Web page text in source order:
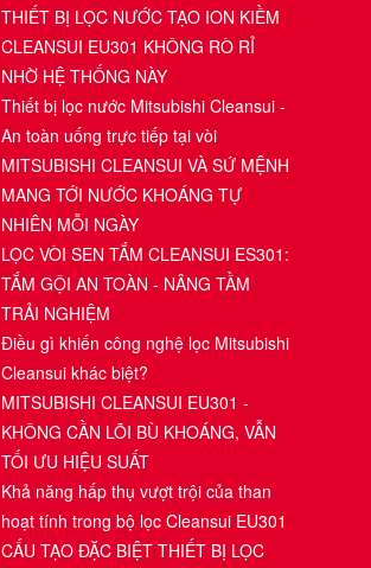
THIẾT BỊ LỌC NƯỚC TẠO ION KIỀM
CLEANSUI EU301 KHÔNG RÒ RỈ
NHỜ HỆ THỐNG NÀY
Thiết bị lọc nước Mitsubishi Cleansui -
An toàn uống trực tiếp tại vòi
MITSUBISHI CLEANSUI VÀ SỨ MỆNH
MANG TỚI NƯỚC KHOÁNG TỰ
NHIÊN MỖI NGÀY
LỌC VÒI SEN TẮM CLEANSUI ES301:
TẮM GỘI AN TOÀN - NÂNG TẦM
TRẢI NGHIỆM
Điều gì khiến công nghệ lọc Mitsubishi
Cleansui khác biệt?
MITSUBISHI CLEANSUI EU301 -
KHÔNG CẦN LÕI BÙ KHOÁNG, VẪN
TỐI ƯU HIỆU SUẤT
Khả năng hấp thụ vượt trội của than
hoạt tính trong bộ lọc Cleansui EU301
CẤU TẠO ĐẶC BIỆT THIẾT BỊ LỌC